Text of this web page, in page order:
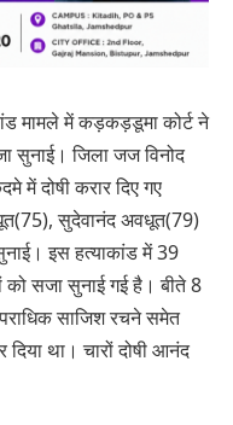
मामले में कड़कड़डूमा कोर्ट ने
सुनाई। जिला जज विनोद
में दोषी करार दिए गए
सुदेवानंद अवधूत(79)
इस हत्याकांड में 39
को सजा सुनाई गई है। बीते 8
साजिश रचने समेत
था। चारों दोषी आनंद